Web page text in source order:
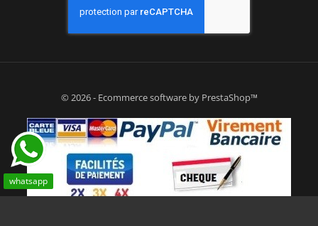
whatsapp
© 2026 - Ecommerce software by PrestaShop™